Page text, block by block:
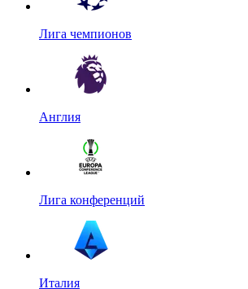
Лига чемпионов
Англия
Лига конференций
Италия